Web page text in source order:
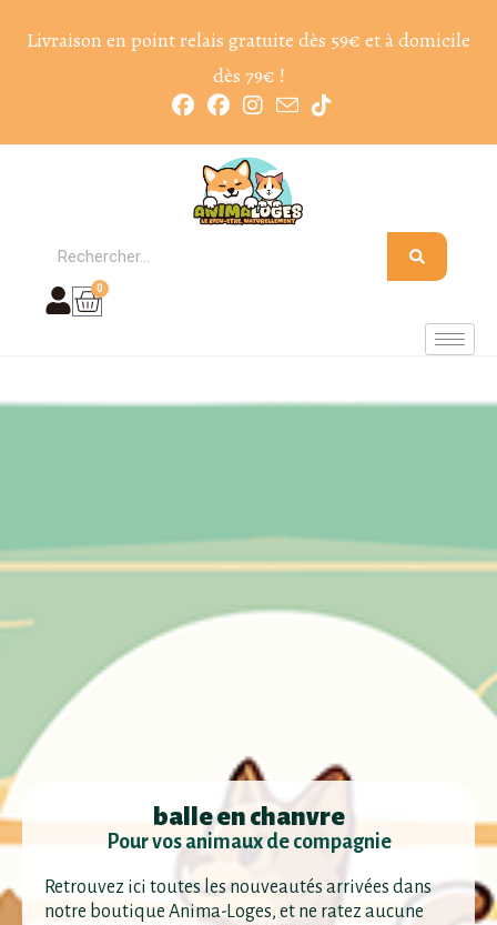
Livraison en point relais gratuite dès 59€ et à domicile
dès 79€ !
0
balle en chanvre
Pour vos animaux de compagnie
Retrouvez ici toutes les nouveautés arrivées dans
notre boutique Anima-Loges, et ne ratez aucune